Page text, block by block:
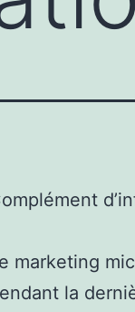
marketing
la